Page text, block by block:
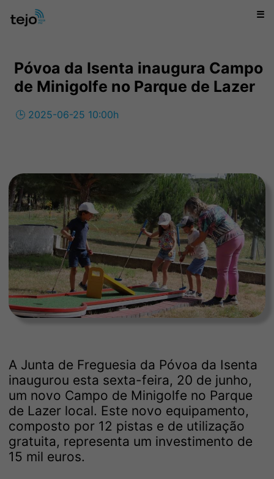
☰
Póvoa da Isenta inaugura Campo
de Minigolfe no Parque de Lazer
🕒 2025-06-25 10:00h
A Junta de Freguesia da Póvoa da Isenta
inaugurou esta sexta-feira, 20 de junho,
um novo Campo de Minigolfe no Parque
de Lazer local. Este novo equipamento,
composto por 12 pistas e de utilização
gratuita, representa um investimento de
15 mil euros.